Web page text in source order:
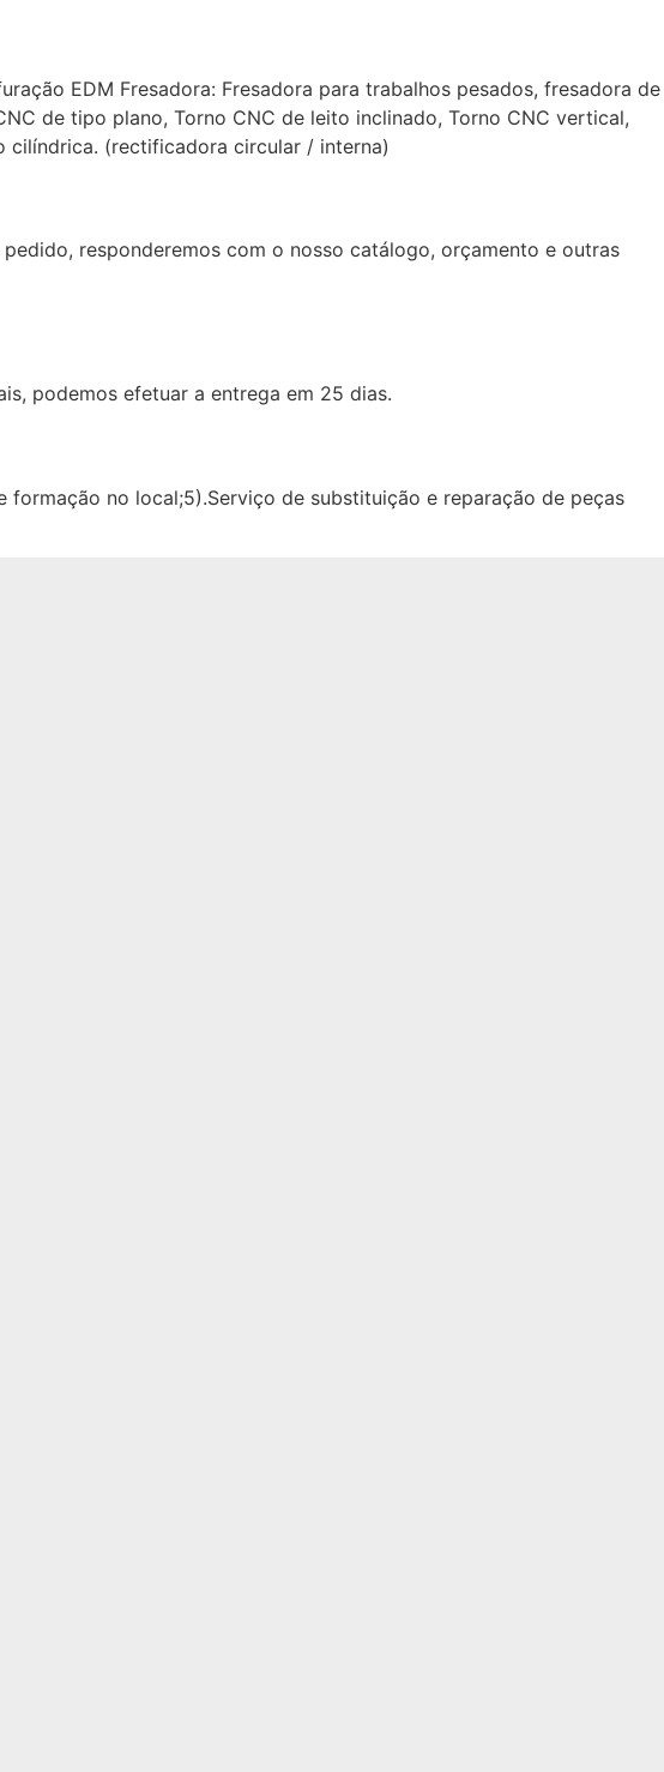
EDM Fresadora: Fresadora para trabalhos pesados, fresadora de
de tipo plano, Torno CNC de leito inclinado, Torno CNC vertical,
cilíndrica. (rectificadora circular / interna)
responderemos com o nosso catálogo, orçamento e outras
podemos efetuar a entrega em 25 dias.
no local;5).Serviço de substituição e reparação de peças